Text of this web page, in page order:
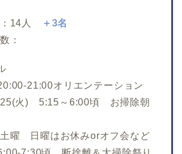
：14人
＋3名
：
21:00オリエンテーション
25(火) 5:15～6:00頃 お掃除朝
曜 日曜はお休みorオフ会など